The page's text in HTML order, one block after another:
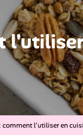
comment l'utiliser en